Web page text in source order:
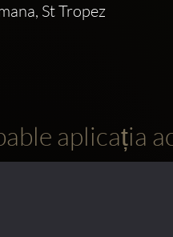
St Tropez
aplicația